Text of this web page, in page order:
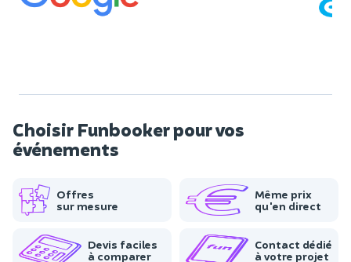
Choisir Funbooker pour vos
événements
Offres
sur mesure
Même prix
qu'en direct
Devis faciles
à comparer
Contact dédié
à votre projet